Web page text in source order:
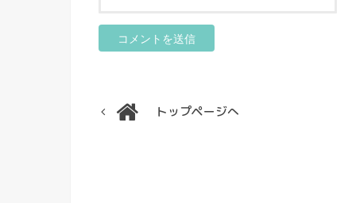
トップページへ